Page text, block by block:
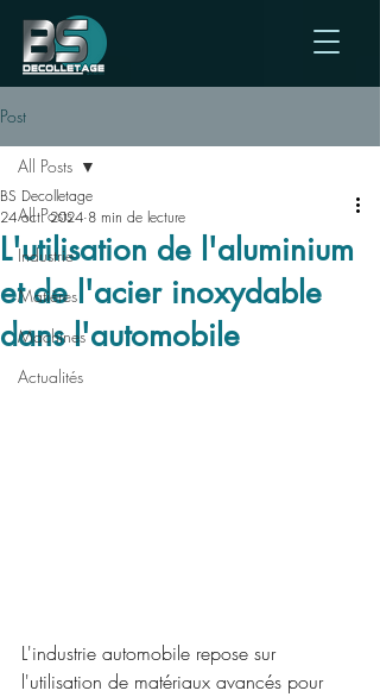
Post
All Posts
Industrie
Matières
Machines
Actualités
All Posts
L'utilisation de l'aluminium
et de l'acier inoxydable
dans l'automobile
BS Decolletage
24 oct. 2024 8 min de lecture
L'industrie automobile repose sur
l'utilisation de matériaux avancés pour